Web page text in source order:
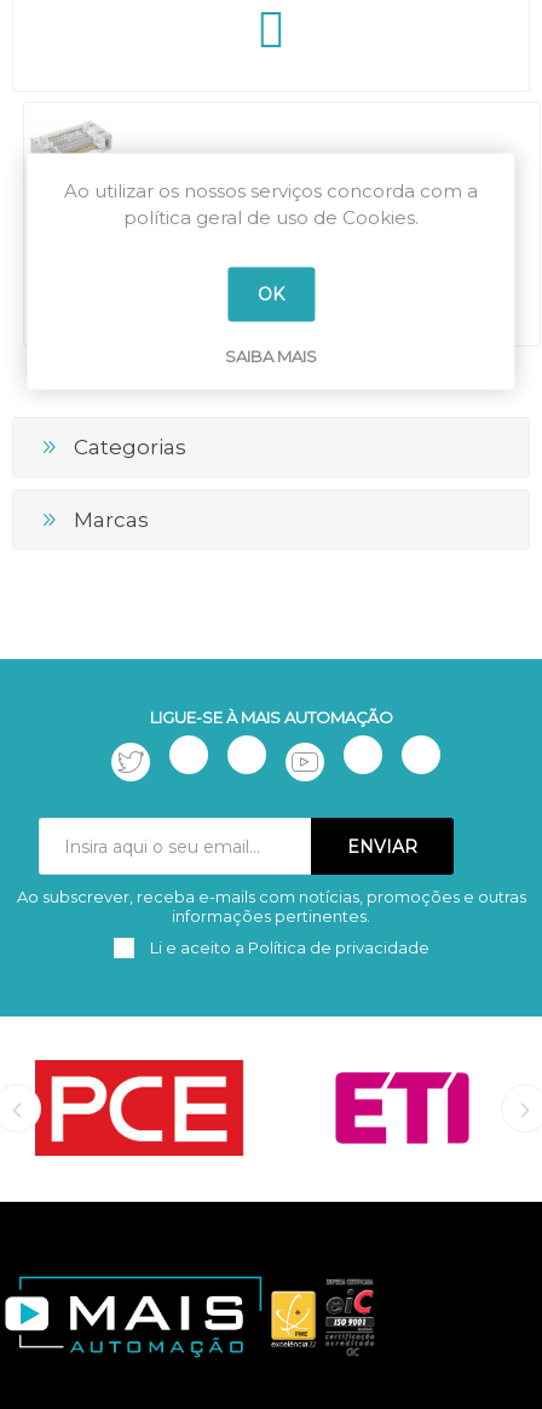
ITBD3160164
Bloco repartidor 4P
Categorias
Marcas
LIGUE-SE À MAIS AUTOMAÇÃO
Subscrever Remover
Ao subscrever, receba e-mails com notícias, promoções e outras
informações pertinentes.
Li e aceito a Política de privacidade
Ao utilizar os nossos serviços concorda com a
política geral de uso de Cookies.
OK
SAIBA MAIS